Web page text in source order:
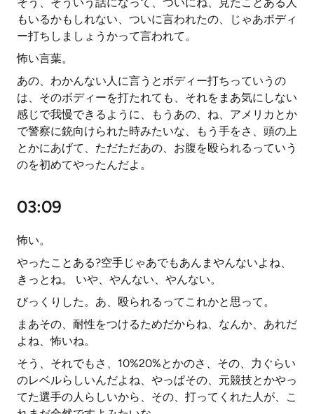
もいるかもしれない、ついに言われたの、じゃあボディ
ー打ちしましょうかって言われて。
怖い言葉。
あの、わかんない人に言うとボディー打ちっていうの
は、そのボディーを打たれても、それをまあ気にしない
感じで我慢できるように、もうあの、ね、アメリカとか
で警察に銃向けられた時みたいな、もう手をさ、頭の上
とかにあげて、ただただあの、お腹を殴られるっていう
のを初めてやったんだよ。
03:09
怖い。
やったことある?空手じゃあでもあんまやんないよね、
きっとね。 いや、やんない、やんない。
びっくりした。あ、殴られるってこれかと思って。
まあその、耐性をつけるためだからね、なんか、あれだ
よね、怖いね。
そう、それでもさ、10%20%とかのさ、その、力ぐらい
のレベルらしいんだよね、やっぱその、元競技とかやっ
てた選手の人らしいから、その、打ってくれた人が、こ